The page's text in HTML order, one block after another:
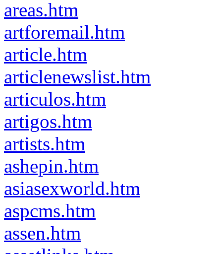
areas.htm
artforemail.htm
article.htm
articlenewslist.htm
articulos.htm
artigos.htm
artists.htm
ashepin.htm
asiasexworld.htm
aspcms.htm
assen.htm